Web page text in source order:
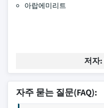
아랍에미리트
저자:
자주 묻는 질문(FAQ):